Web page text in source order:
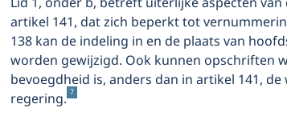
artikel 141, dat zich beperkt tot
138 kan de indeling in en de plaats van
worden gewijzigd. Ook kunnen opschriften
bevoegdheid is, anders dan in artikel 141,
regering. 7